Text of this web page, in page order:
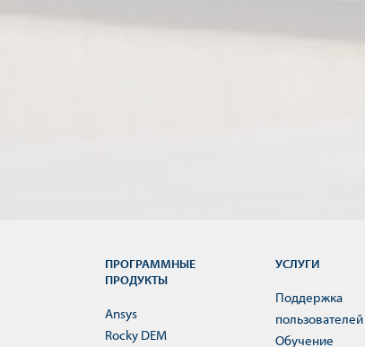
ПРОГРАММНЫЕ
ПРОДУКТЫ
Ansys
Rocky DEM
УСЛУГИ
Поддержка
пользователей
Обучение